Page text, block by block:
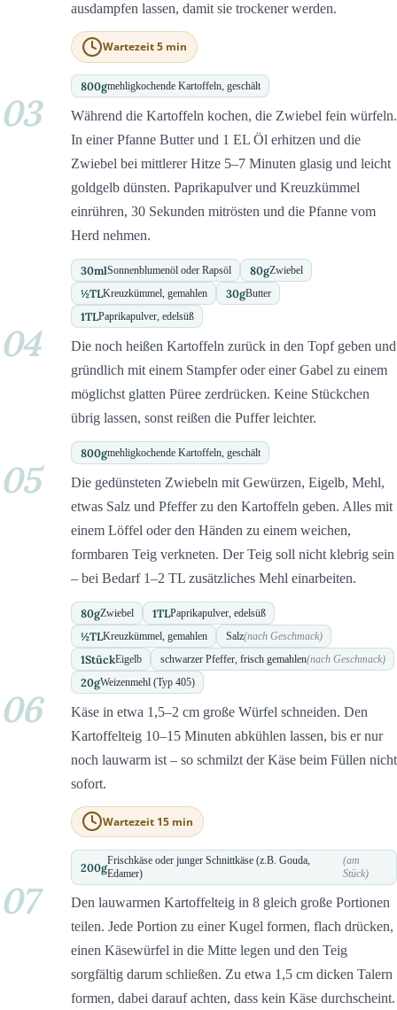
ausdampfen lassen, damit sie trockener werden.
Wartezeit 5 min
800gmehligkochende Kartoffeln, geschält
03
Während die Kartoffeln kochen, die Zwiebel fein würfeln.
In einer Pfanne Butter und 1 EL Öl erhitzen und die
Zwiebel bei mittlerer Hitze 5–7 Minuten glasig und leicht
goldgelb dünsten. Paprikapulver und Kreuzkümmel
einrühren, 30 Sekunden mitrösten und die Pfanne vom
Herd nehmen.
30mlSonnenblumenöl oder Rapsöl 80gZwiebel
½TLKreuzkümmel, gemahlen 30gButter
1TLPaprikapulver, edelsüß
04
Die noch heißen Kartoffeln zurück in den Topf geben und
gründlich mit einem Stampfer oder einer Gabel zu einem
möglichst glatten Püree zerdrücken. Keine Stückchen
übrig lassen, sonst reißen die Puffer leichter.
800gmehligkochende Kartoffeln, geschält
05
Die gedünsteten Zwiebeln mit Gewürzen, Eigelb, Mehl,
etwas Salz und Pfeffer zu den Kartoffeln geben. Alles mit
einem Löffel oder den Händen zu einem weichen,
formbaren Teig verkneten. Der Teig soll nicht klebrig sein
– bei Bedarf 1–2 TL zusätzliches Mehl einarbeiten.
80gZwiebel 1TLPaprikapulver, edelsüß
½TLKreuzkümmel, gemahlen Salz(nach Geschmack)
1StückEigelb schwarzer Pfeffer, frisch gemahlen(nach Geschmack)
20gWeizenmehl (Typ 405)
06
Käse in etwa 1,5–2 cm große Würfel schneiden. Den
Kartoffelteig 10–15 Minuten abkühlen lassen, bis er nur
noch lauwarm ist – so schmilzt der Käse beim Füllen nicht
sofort.
Wartezeit 15 min
200gFrischkäse oder junger Schnittkäse (z.B. Gouda,
Edamer)
(am
Stück)
07
Den lauwarmen Kartoffelteig in 8 gleich große Portionen
teilen. Jede Portion zu einer Kugel formen, flach drücken,
einen Käsewürfel in die Mitte legen und den Teig
sorgfältig darum schließen. Zu etwa 1,5 cm dicken Talern
formen, dabei darauf achten, dass kein Käse durchscheint.